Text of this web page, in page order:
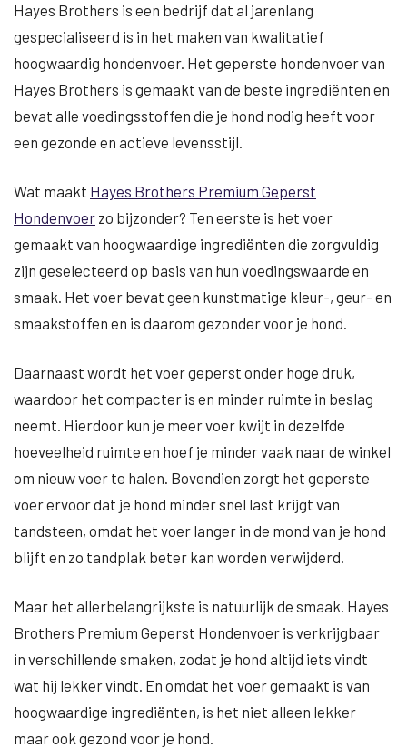
Hayes Brothers is een bedrijf dat al jarenlang
gespecialiseerd is in het maken van kwalitatief
hoogwaardig hondenvoer. Het geperste hondenvoer van
Hayes Brothers is gemaakt van de beste ingrediënten en
bevat alle voedingsstoffen die je hond nodig heeft voor
een gezonde en actieve levensstijl.
Wat maakt Hayes Brothers Premium Geperst
Hondenvoer zo bijzonder? Ten eerste is het voer
gemaakt van hoogwaardige ingrediënten die zorgvuldig
zijn geselecteerd op basis van hun voedingswaarde en
smaak. Het voer bevat geen kunstmatige kleur-, geur- en
smaakstoffen en is daarom gezonder voor je hond.
Daarnaast wordt het voer geperst onder hoge druk,
waardoor het compacter is en minder ruimte in beslag
neemt. Hierdoor kun je meer voer kwijt in dezelfde
hoeveelheid ruimte en hoef je minder vaak naar de winkel
om nieuw voer te halen. Bovendien zorgt het geperste
voer ervoor dat je hond minder snel last krijgt van
tandsteen, omdat het voer langer in de mond van je hond
blijft en zo tandplak beter kan worden verwijderd.
Maar het allerbelangrijkste is natuurlijk de smaak. Hayes
Brothers Premium Geperst Hondenvoer is verkrijgbaar
in verschillende smaken, zodat je hond altijd iets vindt
wat hij lekker vindt. En omdat het voer gemaakt is van
hoogwaardige ingrediënten, is het niet alleen lekker
maar ook gezond voor je hond.